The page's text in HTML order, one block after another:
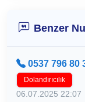
Benzer
0537 796 80
Dolandırıcılık
06.07.2025 22:07